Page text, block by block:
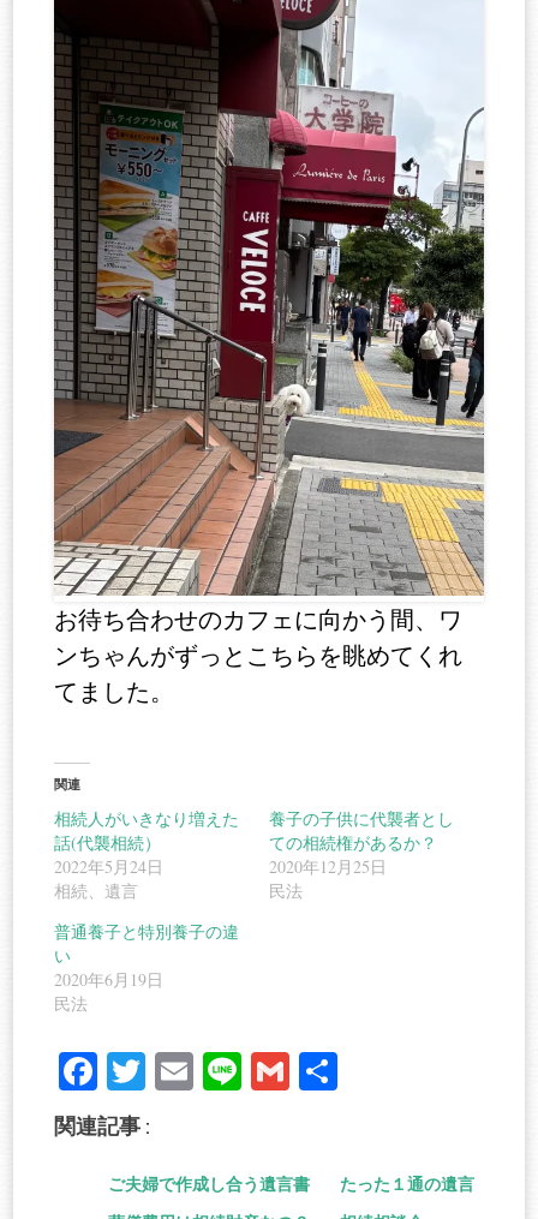
お待ち合わせのカフェに向かう間、ワ
ンちゃんがずっとこちらを眺めてくれ
てました。
関連
相続人がいきなり増えた
話(代襲相続）
2022年5月24日
相続、遺言
養子の子供に代襲者とし
ての相続権があるか？
2020年12月25日
民法
普通養子と特別養子の違
い
2020年6月19日
民法
Fa
ce
bo
ok
T
wi
tte
r
E Li G
関連記事 :
ご夫婦で作成し合う遺言書
たった１通の遺言